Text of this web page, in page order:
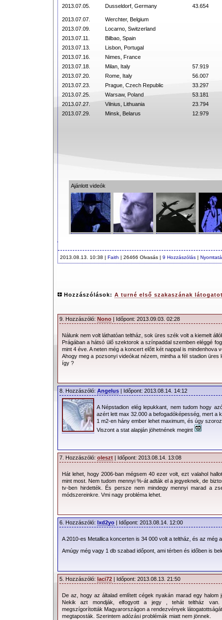
2013.07.05. Dusseldorf, Germany 43.654
2013.07.07.
Werchter, Belgium
2013.07.09.
Locarno, Switzerland
2013.07.11.
Bilbao, Spain
2013.07.13.
Lisbon, Portugal
2013.07.16.
Nimes, France
2013.07.18.
Milan, Italy
57.919
2013.07.20.
Rome, Italy
56.007
2013.07.23.
Prague, Czech Republic
33.297
2013.07.25.
Warsaw, Poland
53.181
2013.07.27.
Vilnius, Lithuania
23.794
2013.07.29.
Minsk, Belarus 12.979
Ajánlott videók
2013.08.13. 10:38 | Faith | 26466 Olvasás | 9 Hozzászólás |
Hozzászólások: A turné első szakaszának
9. Hozzászóló: Nono | Időpont: 2013.09.03. 02:28
Nálunk nem volt láthatóan teltház, sok üres szék volt a kiemelt
Prágában a hátsó ülő szektorok a színpaddal szemben eléggé
mint 4 éve. A neten még a koncert előtt két nappal is mindenhova
Ahogy meg a pozsonyi videókat nézem, mintha a fél stadion
így ?
8. Hozzászóló: Angelus | Időpont: 2013.08.14. 14:12
A Népstadion elég lepukkant, nem tudom hogy
azért lett max 32.000 a befogadóképesség, mert a
1 m2-en hány ember lehet maximum, és úgy
Viszont a stat alapján jöhetnének megint
7. Hozzászóló: oleszt | Időpont: 2013.08.14. 13:08
Hát lehet, hogy 2006-ban mégsem 40 ezer volt, ezt valahol
mint most. Nem tudom mennyi %-át adták el a jegyeknek, de
tv-ben hirdették. És persze nem mindegy mennyi marad a
módszereinkre. Vmi nagy probléma lehet.
6. Hozzászóló: lxd2yo | Időpont: 2013.08.14. 12:00
A 2010-es Metallica koncerten is 34 000 volt a teltház, és az még
Amúgy még vagy 1 db szabad időpont, ami térben és időben is
5. Hozzászóló: laci72 | Időpont: 2013.08.13. 21:50
De az, hogy az általad említett cégek nyakán marad egy halom
Nekik azt mondják, elfogyott a jegy , tehát teltház van.
megszígorították Magyarországon a rendezvények
megtaposták. Szerintem adózási problémák miatt nem jönnek.